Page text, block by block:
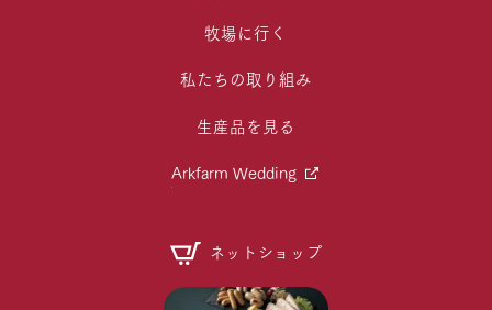
牧場に行く
私たちの取り組み
生産品を見る
Arkfarm Wedding
ネットショップ